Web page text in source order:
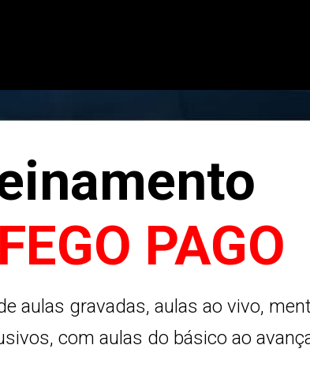
PAGO
aulas gravadas, aulas ao vivo,
com aulas do básico ao